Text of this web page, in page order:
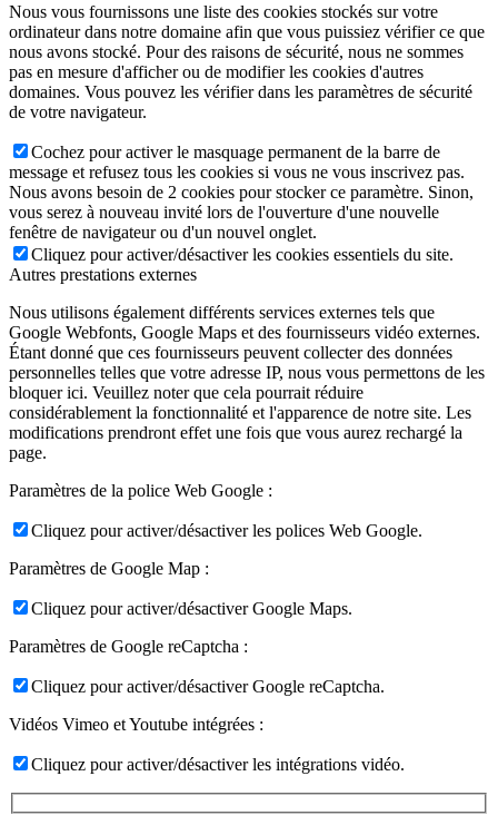
Nous vous fournissons une liste des cookies stockés sur votre
ordinateur dans notre domaine afin que vous puissiez vérifier ce que
nous avons stocké. Pour des raisons de sécurité, nous ne sommes
pas en mesure d'afficher ou de modifier les cookies d'autres
domaines. Vous pouvez les vérifier dans les paramètres de sécurité
de votre navigateur.
Cochez pour activer le masquage permanent de la barre de
message et refusez tous les cookies si vous ne vous inscrivez pas.
Nous avons besoin de 2 cookies pour stocker ce paramètre. Sinon,
vous serez à nouveau invité lors de l'ouverture d'une nouvelle
fenêtre de navigateur ou d'un nouvel onglet.
Cliquez pour activer/désactiver les cookies essentiels du site.
Autres prestations externes
Nous utilisons également différents services externes tels que
Google Webfonts, Google Maps et des fournisseurs vidéo externes.
Étant donné que ces fournisseurs peuvent collecter des données
personnelles telles que votre adresse IP, nous vous permettons de les
bloquer ici. Veuillez noter que cela pourrait réduire
considérablement la fonctionnalité et l'apparence de notre site. Les
modifications prendront effet une fois que vous aurez rechargé la
page.
Paramètres de la police Web Google :
Cliquez pour activer/désactiver les polices Web Google.
Paramètres de Google Map :
Cliquez pour activer/désactiver Google Maps.
Paramètres de Google reCaptcha :
Cliquez pour activer/désactiver Google reCaptcha.
Vidéos Vimeo et Youtube intégrées :
Cliquez pour activer/désactiver les intégrations vidéo.